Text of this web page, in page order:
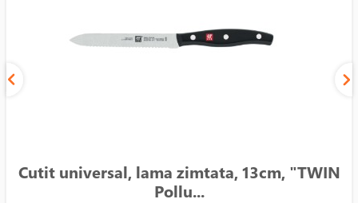
Cutit universal, lama zimtata, 13cm, "TWIN
Pollu...